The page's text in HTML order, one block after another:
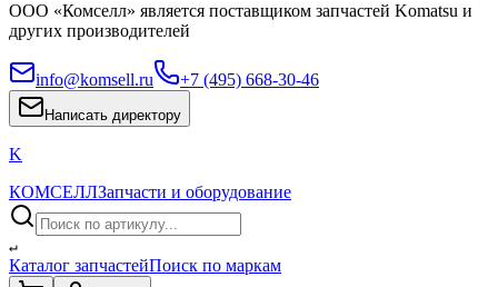
ООО «Комселл» является поставщиком запчастей Komatsu и
других производителей
info@komsell.ru +7 (495) 668-30-46
Написать директору
K
КОМСЕЛЛЗапчасти и оборудование
↵
Каталог запчастейПоиск по маркам